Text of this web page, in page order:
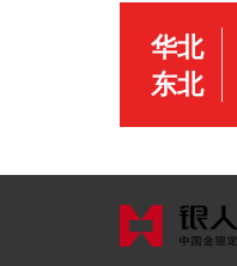
华北
东北